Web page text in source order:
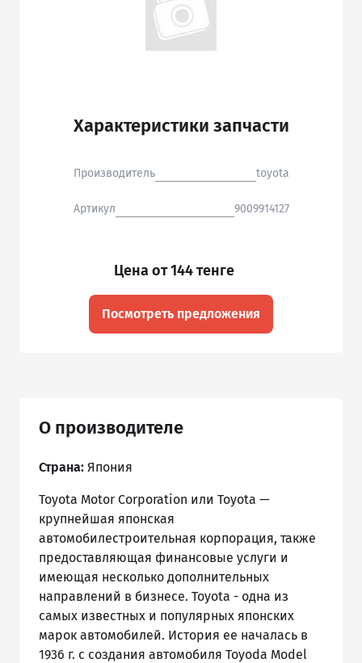
Характеристики запчасти
Производитель toyota
Артикул 9009914127
Цена от 144 тенге
Посмотреть предложения
О производителе
Страна: Япония
Toyota Motor Corporation или Toyota —
крупнейшая японская
автомобилестроительная корпорация, также
предоставляющая финансовые услуги и
имеющая несколько дополнительных
направлений в бизнесе. Toyota - одна из
самых известных и популярных японских
марок автомобилей. История ее началась в
1936 г. с создания автомобиля Toyoda Model